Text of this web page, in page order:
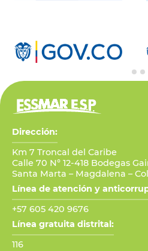
Dirección:
Km 7 Troncal del Caribe
Calle 70 N° 12-418 Bodegas
Santa Marta – Magdalena –
Línea de atención y
+57 605 420 9676
Línea gratuita distrital:
116